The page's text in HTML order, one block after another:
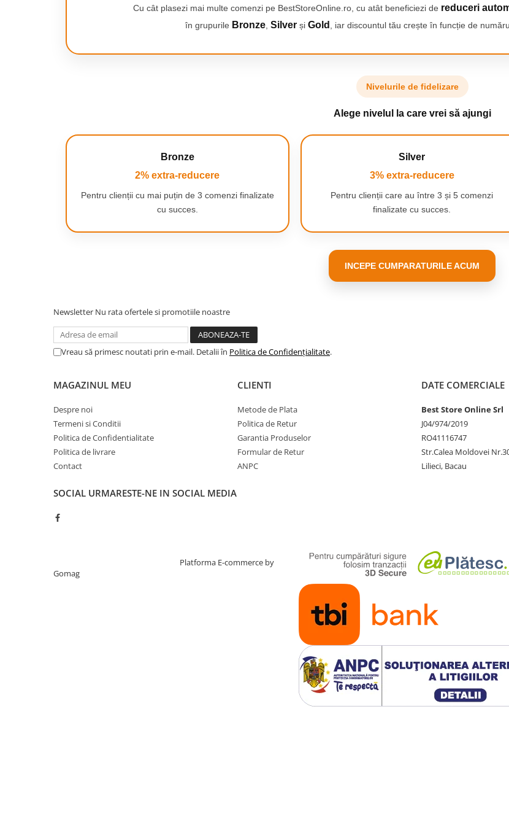
Antifurt bicicleta
Centuri de Slabit
Componente si Piese Biciclete
Huse protectie biciclete
Accesorii foto & video
Boxe Portabile
Dispozitive Spionaj
Videoproiectoare
Play
Curatare care suprinde si incanta
Structura Smoc-in-Smoc ajunge intre spatiile
interdentare
Capatul rotund Oral-B inconjoara fiecare dinte pentru
dinti mai curati si gingii mai sanatoase.*
*vs. o periuta de dinti manuala
Inclinare pana la perfectiune
Perii CrissCross sunt inclinati la 16 grade special pentru
a indeparta mai multa placa bacteriana pentru o
Cu cât plasezi mai multe comenzi pe BestStoreOnline.ro, cu atât beneficiezi de reduceri
în grupurile Bronze, Silverși Gold , iar discountul tău crește în funcție de
Nivelurile de fidelizare
Alege nivelul la care vrei să ajungi
Bronze
2% extra-reducere
Pentru clienții cu mai puțin de 3 comenzi finalizate
cu succes.
Silver
3% extra-reducere
Pentru clienții care au între 3 și 5 comenzi
finalizate cu succes.
INCEPE CUMPARATURILE ACUM
Newsletter Nu rata ofertele si promotiile noastre
Vreau să primesc noutati prin e-mail. Detalii în Politica de Confidențialitate.
MAGAZINUL MEU
Despre noi
Termeni si Conditii
Politica de Confidentialitate
Politica de livrare
Contact
CLIENTI
Metode de Plata
Politica de Retur
Garantia Produselor
Formular de Retur
ANPC
DATE COMERCIALE
Best Store Online Srl
J04/974/2019
RO41116747
Str.Calea Moldovei
Lilieci, Bacau
SOCIAL URMARESTE-NE IN SOCIAL MEDIA
Platforma E-commerce by
Gomag